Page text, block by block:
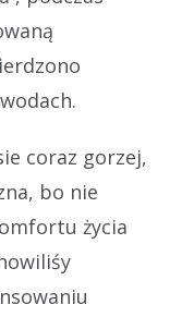
coraz gorzej,
bo nie
życia